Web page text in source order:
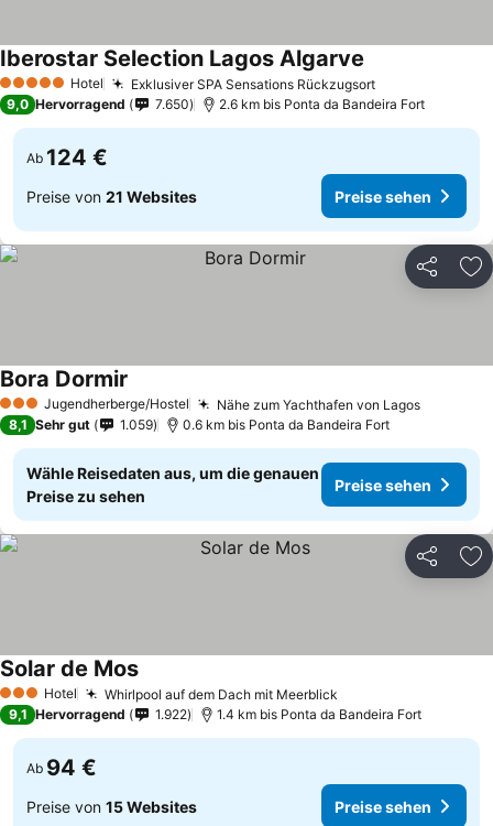
5 Sterne Hotel Exklusiver SPA Sensations Rückzugsort
Iberostar Selection Lagos Algarve
9,0 Hervorragend 7.650 2.6 km bis Ponta da Bandeira Fort
Ab 124 €
Preise von 21 Websites Preise sehen
Teilen
3 SterneJugendherberge/Hostel Nähe zum Yachthafen von Lagos
Bora Dormir
8,1 Sehr gut 1.059 0.6 km bis Ponta da Bandeira Fort
Wähle Reisedaten aus, um die genauen
Preise zu sehen
Preise sehen
Teilen
3 SterneHotel Whirlpool auf dem Dach mit Meerblick
Solar de Mos
9,1 Hervorragend 1.922 1.4 km bis Ponta da Bandeira Fort
Ab 94 €
Preise von 15 Websites Preise sehen